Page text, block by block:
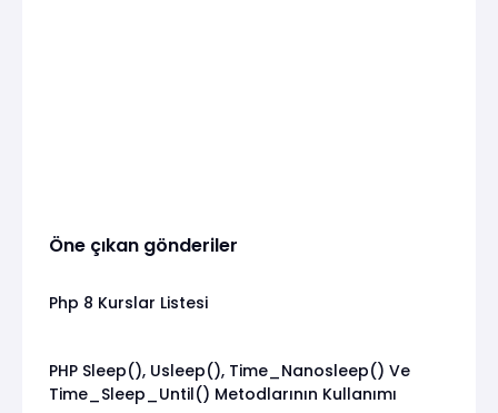
Öne çıkan gönderiler
Php 8 Kurslar Listesi
PHP Sleep(), Usleep(), Time_Nanosleep() Ve
Time_Sleep_Until() Metodlarının Kullanımı